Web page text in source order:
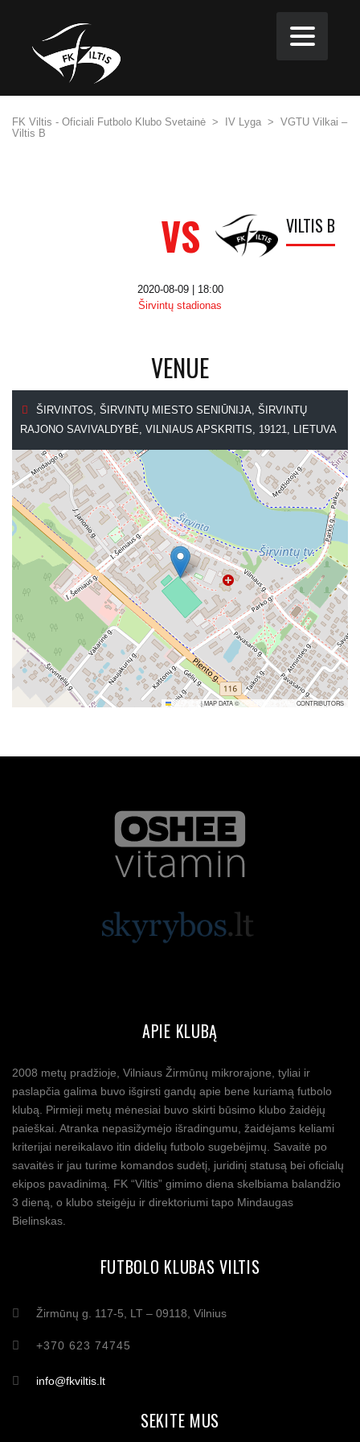
FK Viltis - Oficiali Futbolo Klubo Svetainė > IV Lyga > VGTU Vilkai –
Viltis B
VS VILTIS B
2020-08-09 | 18:00
Širvintų stadionas
VENUE
ŠIRVINTOS, ŠIRVINTŲ MIESTO SENIŪNIJA, ŠIRVINTŲ
RAJONO SAVIVALDYBĖ, VILNIAUS APSKRITIS, 19121, LIETUVA
LEAFLET |MAP DATA ©OPENSTREETMAP CONTRIBUTORS
APIE KLUBĄ
2008 metų pradžioje, Vilniaus Žirmūnų mikrorajone, tyliai ir
paslapčia galima buvo išgirsti gandų apie bene kuriamą futbolo
klubą. Pirmieji metų mėnesiai buvo skirti būsimo klubo žaidėjų
paieškai. Atranka nepasižymėjo išradingumu, žaidėjams keliami
kriterijai nereikalavo itin didelių futbolo sugebėjimų. Savaitė po
savaitės ir jau turime komandos sudėtį, juridinį statusą bei oficialų
ekipos pavadinimą. FK “Viltis” gimimo diena skelbiama balandžio
3 dieną, o klubo steigėju ir direktoriumi tapo Mindaugas
Bielinskas.
FUTBOLO KLUBAS VILTIS
Žirmūnų g. 117-5, LT – 09118, Vilnius
+370 623 74745
info@fkviltis.lt
SEKITE MUS